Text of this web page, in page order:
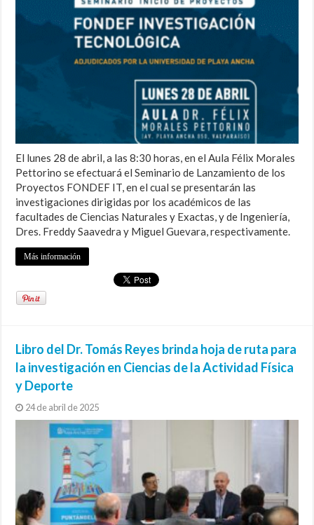
El lunes 28 de abril, a las 8:30 horas, en el Aula Félix Morales
Pettorino se efectuará el Seminario de Lanzamiento de los
Proyectos FONDEF IT, en el cual se presentarán las
investigaciones dirigidas por los académicos de las
facultades de Ciencias Naturales y Exactas, y de Ingeniería,
Dres. Freddy Saavedra y Miguel Guevara, respectivamente.
Más información
Libro del Dr. Tomás Reyes brinda hoja de ruta para
la investigación en Ciencias de la Actividad Física
y Deporte
24 de abril de 2025